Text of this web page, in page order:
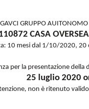
GRUPPO
CASA
10 mesi dal 1/10/2020, 20
per la presentazione
25 luglio 2020
non è ritenuto